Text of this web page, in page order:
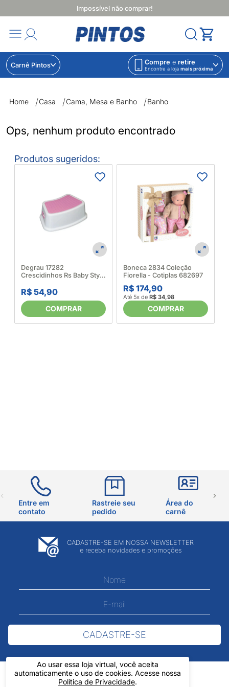
Impossível não comprar!
Carnê Pintos Compre e retire
Encontre a loja mais próxima
Home
Casa Cama, Mesa e Banho Banho
Ops, nenhum produto encontrado
Produtos sugeridos:
Degrau 17282
Crescidinhos Rs Baby Styl
R$ 54,90
COMPRAR
Boneca 2834 Coleção
Fiorella - Cotiplas 682697
R$ 174,90
Até 5x de R$ 34,98
COMPRAR
Ao usar essa loja virtual, você aceita
automaticamente o uso de cookies. Acesse nossa
Política de Privacidade.
Entre em
contato
Rastreie seu
pedido
Área do
carnê
CADASTRE-SE EM NOSSA NEWSLETTER
e receba novidades e promoções
CADASTRE-SE